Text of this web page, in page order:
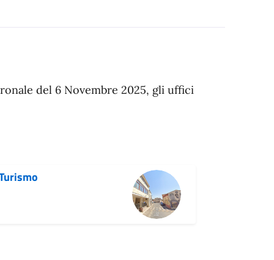
del 6 Novembre 2025, gli uffici